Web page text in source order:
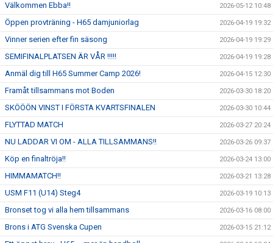
Välkommen Ebba!! 2026-05-12 10:48
Öppen provträning - H65 damjuniorlag 2026-04-19 19:32
Vinner serien efter fin säsong 2026-04-19 19:29
SEMIFINALPLATSEN ÄR VÅR !!!!! 2026-04-19 19:28
Anmäl dig till H65 Summer Camp 2026! 2026-04-15 12:30
Framåt tillsammans mot Boden 2026-03-30 18:20
SKÖÖÖN VINST I FÖRSTA KVARTSFINALEN 2026-03-30 10:44
FLYTTAD MATCH 2026-03-27 20:24
NU LADDAR VI OM - ALLA TILLSAMMANS!! 2026-03-26 09:37
Köp en finaltröja!! 2026-03-24 13:00
HIMMAMATCH!! 2026-03-21 13:28
USM F11 (U14) Steg4 2026-03-19 10:13
Bronset tog vi alla hem tillsammans 2026-03-16 08:00
Brons i ATG Svenska Cupen 2026-03-15 21:12